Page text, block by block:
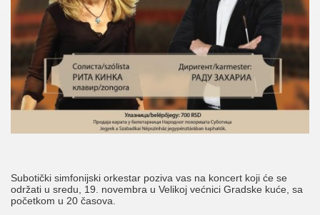
Subotički simfonijski orkestar poziva vas na koncert koji će se
održati u sredu, 19. novembra u Velikoj većnici Gradske kuće, sa
početkom u 20 časova.